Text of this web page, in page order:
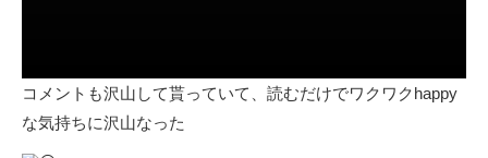
コメントも沢山して貰っていて、読むだけでワクワクhappy
な気持ちに沢山なった